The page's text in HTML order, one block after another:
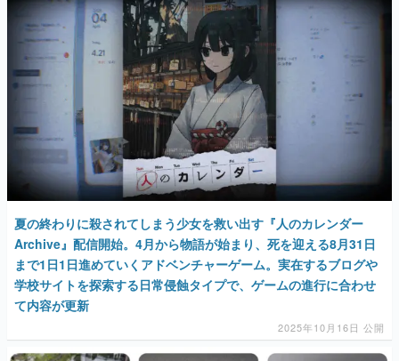
夏の終わりに殺されてしまう少女を救い出す『人のカレンダー
Archive』配信開始。4月から物語が始まり、死を迎える8月31日
まで1日1日進めていくアドベンチャーゲーム。実在するブログや
学校サイトを探索する日常侵蝕タイプで、ゲームの進行に合わせ
て内容が更新
2025年10月16日 公開